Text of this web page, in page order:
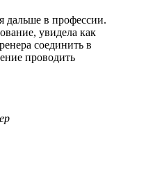
дальше в профессии.
увидела как
соединить в
проводить